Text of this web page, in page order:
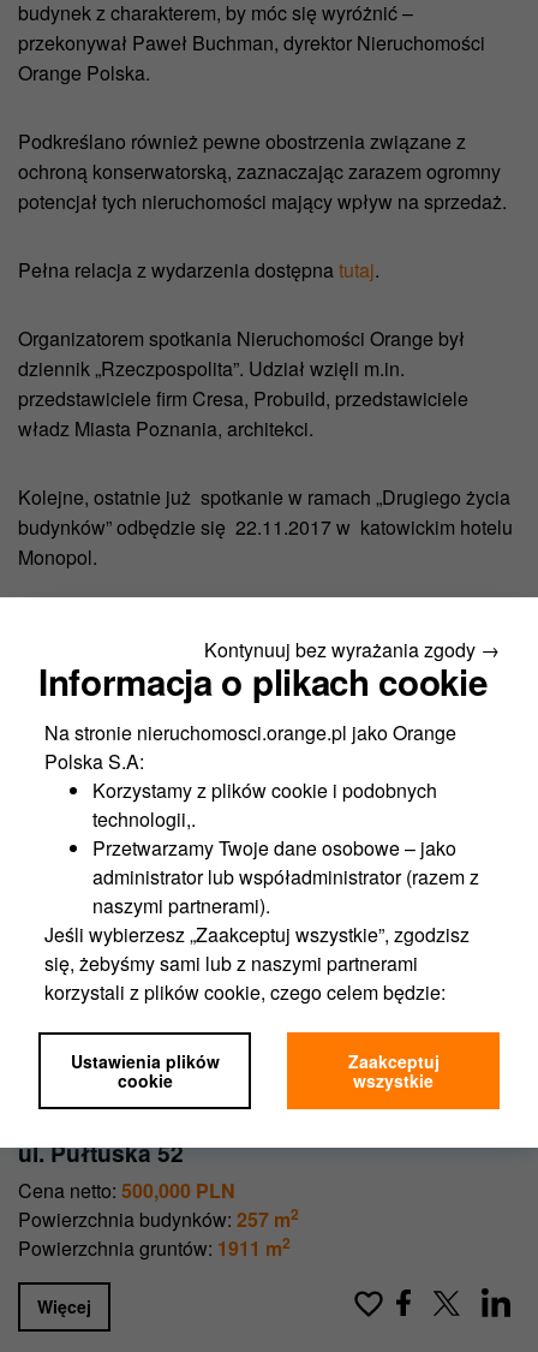
budynek z charakterem, by móc się wyróżnić –
przekonywał Paweł Buchman, dyrektor Nieruchomości
Orange Polska.
Podkreślano również pewne obostrzenia związane z
ochroną konserwatorską, zaznaczając zarazem ogromny
potencjał tych nieruchomości mający wpływ na sprzedaż.
Pełna relacja z wydarzenia dostępnatutaj.
Organizatorem spotkania Nieruchomości Orange był
dziennik „Rzeczpospolita”. Udział wzięli m.in.
przedstawiciele firm Cresa, Probuild, przedstawiciele
władz Miasta Poznania, architekci.
Kolejne, ostatnie już spotkanie w ramach „Drugiego życia
budynków” odbędzie się 22.11.2017 w katowickim hotelu
Monopol.
Nowości
Nowość
ul. Pułtuska 52
Cena netto: 500,000 PLN
Powierzchnia budynków: 257 m2
Powierzchnia gruntów: 1911 m2
Więcej
Kontynuuj bez wyrażania zgody →
Informacja o plikach cookie
Na stronie nieruchomosci.orange.pl jako Orange
Polska S.A:
Korzystamy z plików cookie i podobnych
technologii,.
Przetwarzamy Twoje dane osobowe – jako
administrator lub współadministrator (razem z
naszymi partnerami).
Jeśli wybierzesz „Zaakceptuj wszystkie”, zgodzisz
się, żebyśmy sami lub z naszymi partnerami
korzystali z plików cookie, czego celem będzie:
Analityka,
Marketing,
Personalizacja.
możesz wybrać, z którego rodzaju plików będziemy
mogli korzystać.
Zgodę na pliki cookies możesz zawsze wycofać w
ustawieniach Twojej przeglądarki.
Nie wpłynie to na ocenę, czy przed wycofaniem
zgody korzystaliśmy z plików cookie zgodnie z
prawem.
Ustawienia plików
cookie
Zaakceptuj
wszystkie